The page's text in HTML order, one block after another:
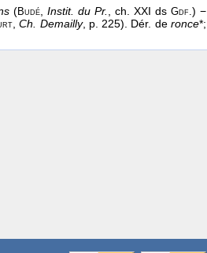
(Budé,Instit. du Pr., ch. XXI dsGdf.) −
,Ch. Demailly, p. 225). Dér. deronce*;